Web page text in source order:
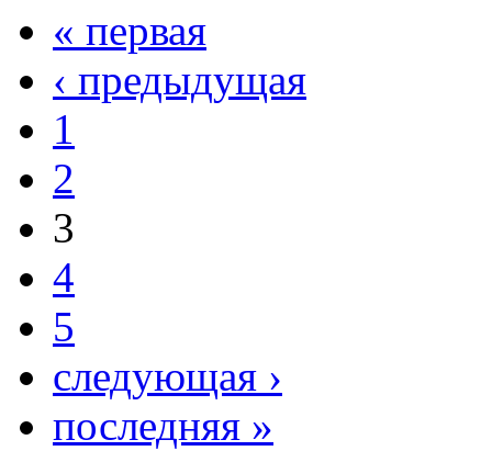
« первая
‹ предыдущая
1
2
3
4
5
следующая ›
последняя »